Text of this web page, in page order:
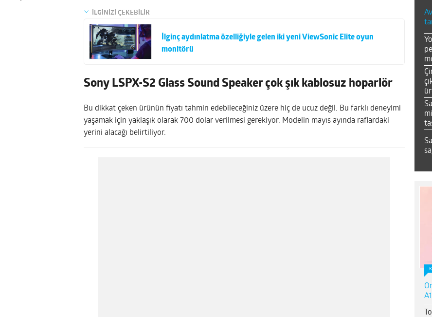
İLGİNİZİ ÇEKEBİLİR
İlginç aydınlatma özelliğiyle gelen iki yeni ViewSonic Elite oyun
monitörü
Sony LSPX-S2 Glass Sound Speaker çok şık kablosuz hoparlör
Bu dikkat çeken ürünün fiyatı tahmin edebileceğiniz üzere hiç de ucuz değil. Bu farklı deneyimi
yaşamak için yaklaşık olarak 700 dolar verilmesi gerekiyor. Modelin mayıs ayında raflardaki
yerini alacağı belirtiliyor.